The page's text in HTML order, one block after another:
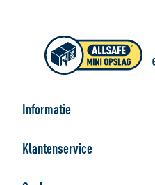
Informatie
ALLSAFE geeft ruimte
Klantenservice
Contact Webshop